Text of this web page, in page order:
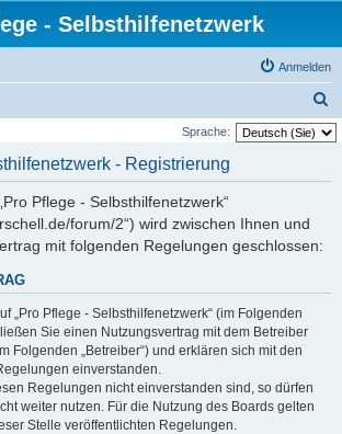
- Selbsthilfenetzwerk
Anmelden
u
Sprache:
- Registrierung
Pflege - Selbsthilfenetzwerk“
forum/2“) wird zwischen Ihnen und
mit folgenden Regelungen geschlossen:
„Pro Pflege - Selbsthilfenetzwerk“ (im Folgenden
Sie einen Nutzungsvertrag mit dem Betreiber
Folgenden „Betreiber“) und erklären sich mit den
einverstanden.
Regelungen nicht einverstanden sind, so dürfen
weiter nutzen. Für die Nutzung des Boards gelten
Stelle veröffentlichten Regelungen.